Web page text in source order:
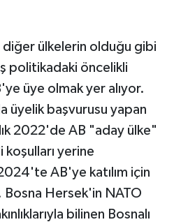
diğer ülkelerin olduğu gibi
politikadaki öncelikli
üye olmak yer alıyor.
üyelik başvurusu yapan
2022'de AB "aday ülke"
koşulları yerine
AB'ye katılım için
Bosna Hersek'in NATO
bilinen Bosnalı